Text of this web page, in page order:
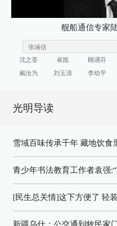
舰船通信专家
沈之荃 崔崑 顾诵芬
戴汝为
刘玉清 李幼平
光明导读
雪域百味传承千年 藏地饮食
青少年书法教育工作者袁强
[民生总关情]这下方便了 轻
新疆乌什：公交通到牧民家